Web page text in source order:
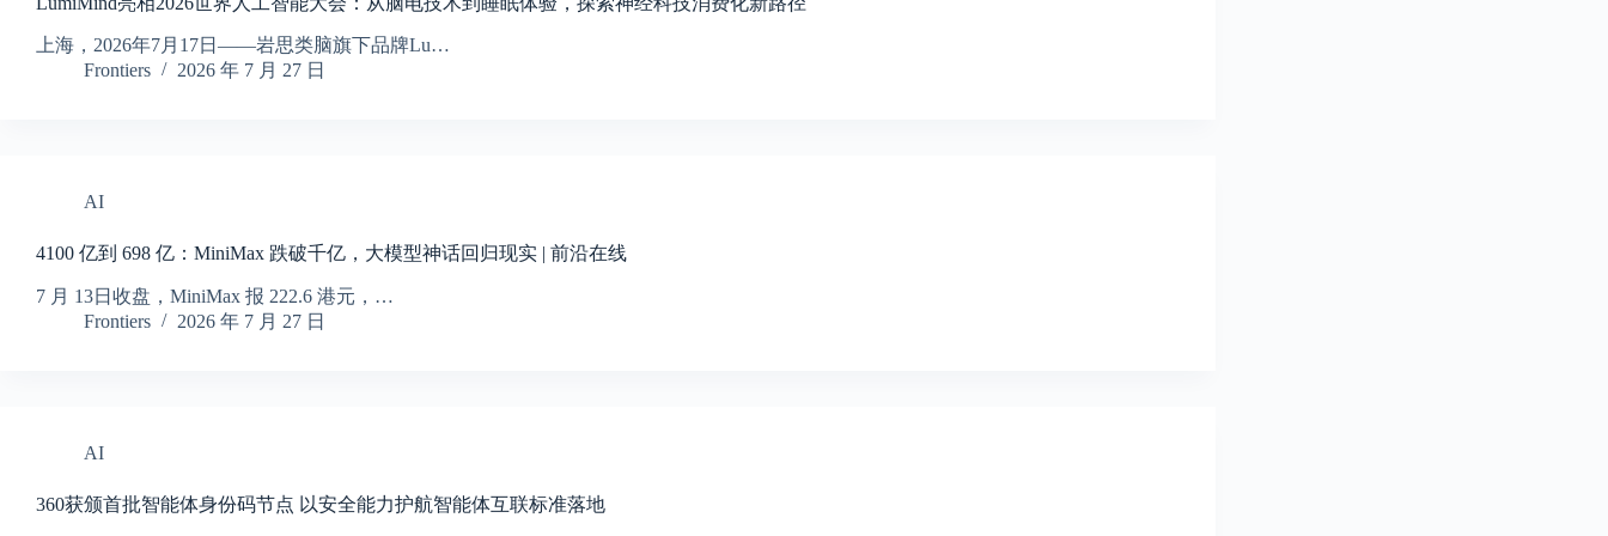
上海，2026年7月17日——岩思类脑旗下品牌Lu…
Frontiers
2026 年 7 月 27 日
AI
4100 亿到 698 亿：MiniMax 跌破千亿，大模型神话回归现实 | 前沿在线
7 月 13日收盘，MiniMax 报 222.6 港元，…
Frontiers
2026 年 7 月 27 日
AI
360获颁首批智能体身份码节点 以安全能力护航智能体互联标准落地